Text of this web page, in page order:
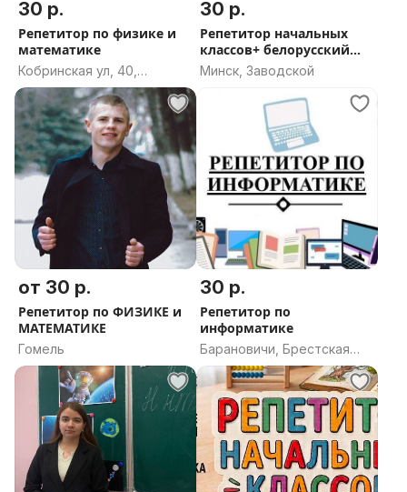
30 р.
Репетитор по физике и
математике
Кобринская ул, 40,
Могилёв, Могилёвская
область
30 р.
Репетитор начальных
классов+ белорусский
язык
Минск, Заводской
от 30 р.
Репетитор по ФИЗИКЕ и
МАТЕМАТИКЕ
Гомель
30 р.
Репетитор по
информатике
Барановичи, Брестская
область